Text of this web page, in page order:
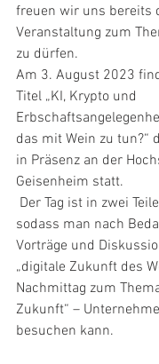
freuen wir uns bereits
Veranstaltung zum
zu dürfen.
Am 3. August 2023
Titel „KI, Krypto und
das mit Wein zu tun?“
in Präsenz an der
Geisenheim statt.
sodass man nach
Vorträge und
„digitale Zukunft des
Nachmittag zum
Zukunft“ –
besuchen kann.